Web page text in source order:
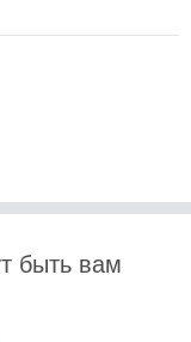
быть вам